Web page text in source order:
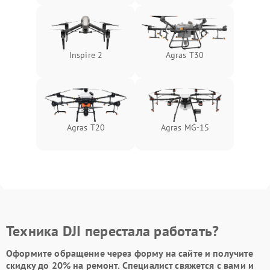
Inspire 2 Agras T30
Agras T20 Agras MG-1S
Техника DJI перестала работать?
Оформите обращение через форму на сайте и получите
скидку до 20%на ремонт. Специалист свяжется с вами и